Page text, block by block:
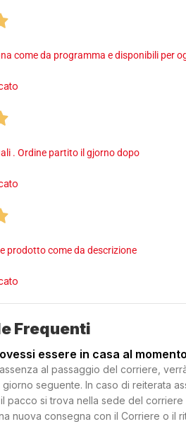
come da programma e disponibili per
. Ordine partito il gjorno dopo
prodotto come da descrizione
Frequenti
essere in casa al
al passaggio del corriere,
seguente. In caso di reiterata
pacco si trova nella sede del corriere
nuova consegna con il Corriere o il